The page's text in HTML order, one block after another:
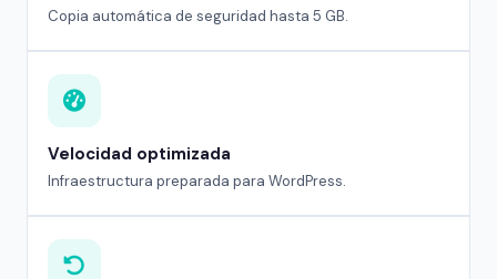
Copia automática de seguridad hasta 5 GB.
Velocidad optimizada
Infraestructura preparada para WordPress.